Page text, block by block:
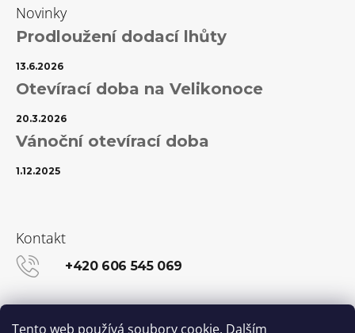
Tento web používá soubory cookie. Dalším
Novinky
Prodloužení dodací lhůty
13.6.2026
Otevírací doba na Velikonoce
20.3.2026
Vánoční otevírací doba
1.12.2025
Kontakt
+420 606 545 069